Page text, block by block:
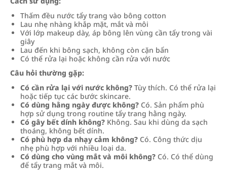
Thấm đều nước tẩy trang vào bông cotton
Lau nhẹ nhàng khắp mặt, mắt và môi
Với lớp makeup dày, áp bông lên vùng cần tẩy trong vài
giây
Lau đến khi bông sạch, không còn cặn bẩn
Có thể rửa lại hoặc không cần rửa với nước
Câu hỏi thường gặp:
Có cần rửa lại với nước không? Tùy thích. Có thể rửa lại
hoặc tiếp tục các bước skincare.
Có dùng hằng ngày được không? Có. Sản phẩm phù
hợp sử dụng trong routine tẩy trang hằng ngày.
Có gây bết dính không? Không. Sau khi dùng da sạch
thoáng, không bết dính.
Có phù hợp da nhạy cảm không? Có. Công thức dịu
nhẹ phù hợp với nhiều loại da.
Có dùng cho vùng mắt và môi không? Có. Có thể dùng
để tẩy trang mắt và môi.